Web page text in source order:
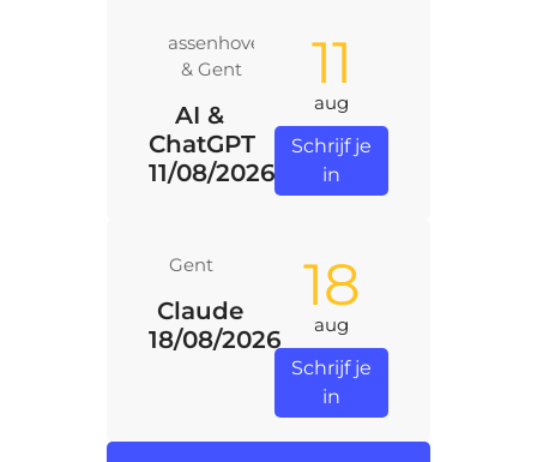
Massenhoven
& Gent
AI &
ChatGPT
11/08/2026
11
aug
Schrijf je
in
Gent
Claude
18/08/2026
18
aug
Schrijf je
in